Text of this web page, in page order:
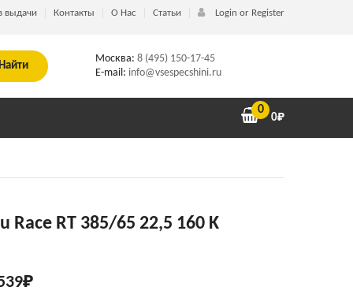
выдачи Контакты О Нас Статьи Login or Register
Москва: 8 (495) 150-17-45
E-mail: info@vsespecshini.ru
0
0₽
Race RT 385/65 22,5 160 K
₽